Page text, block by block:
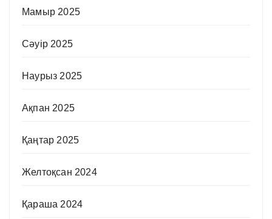
Мамыр 2025
Сәуір 2025
Наурыз 2025
Ақпан 2025
Қаңтар 2025
Желтоқсан 2024
Қараша 2024